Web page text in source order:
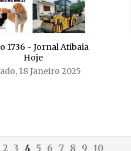
1736 - Jornal Atibaia
Hoje
18 Janeiro 2025
2 3 4 5 6 7 8 9 10